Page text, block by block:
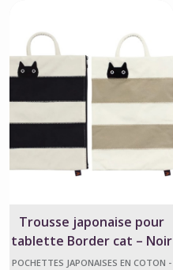
Trousse japonaise pour
tablette Border cat – Noir
ou Beige – Atsuko Matano
POCHETTES JAPONAISES EN COTON -